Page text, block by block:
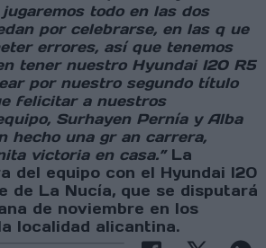
todo en las dos
por celebrarse, en las q ue
errores, así que tenemos
tener nuestro Hyundai I20 R5
por nuestro segundo título
felicitar a nuestros
Surhayen Pernía y Alba
hecho una gr an carrera,
victoria en casa.”La
del equipo con el Hyundai I20
de La Nucía, que se disputará
de noviembre en los
localidad alicantina.